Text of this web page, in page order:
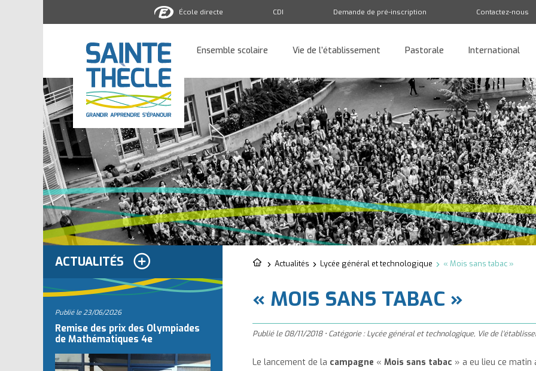
scolaire
Sainte-
Thècle
Ensemble scolaire Vie de l’établissement Pastorale International
École directe CDI Demande de pré-inscription Contactez-nous
Retour
Actualités Lycée général et technologique « Mois sans tabac »
« MOIS SANS TABAC »
Publié le08/11/2018 • Catégorie :Lycée général et technologique, Vie de
Le lancement de la campagne « Mois sans tabac » a eu lieu ce matin
ACTUALITÉS
Publié le23/06/2026
Remise des prix des Olympiades
de Mathématiques 4e